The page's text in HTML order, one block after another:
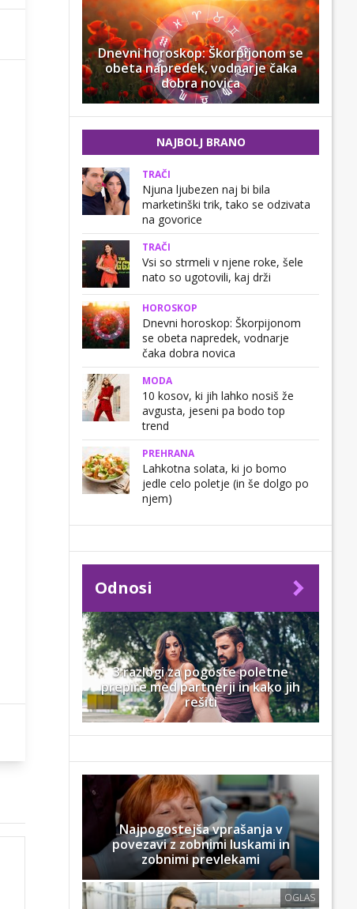
Dnevni horoskop: Škorpijonom se
obeta napredek, vodnarje čaka
dobra novica
NAJBOLJ BRANO
TRAČI
Njuna ljubezen naj bi bila
marketinški trik, tako se odzivata
na govorice
TRAČI
Vsi so strmeli v njene roke, šele
nato so ugotovili, kaj drži
HOROSKOP
Dnevni horoskop: Škorpijonom
se obeta napredek, vodnarje
čaka dobra novica
MODA
10 kosov, ki jih lahko nosiš že
avgusta, jeseni pa bodo top
trend
PREHRANA
Lahkotna solata, ki jo bomo
jedle celo poletje (in še dolgo po
njem)
Odnosi
3 razlogi za pogoste poletne
prepire med partnerji in kako jih
rešiti
Najpogostejša vprašanja v
povezavi z zobnimi luskami in
zobnimi prevlekami
OGLAS